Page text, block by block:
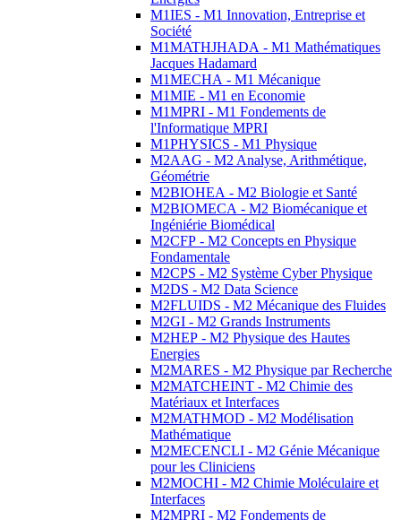
M1IES - M1 Innovation, Entreprise et
Société
M1MATHJHADA - M1 Mathématiques
Jacques Hadamard
M1MECHA - M1 Mécanique
M1MIE - M1 en Economie
M1MPRI - M1 Fondements de
l'Informatique MPRI
M1PHYSICS - M1 Physique
M2AAG - M2 Analyse, Arithmétique,
Géométrie
M2BIOHEA - M2 Biologie et Santé
M2BIOMECA - M2 Biomécanique et
Ingéniérie Biomédical
M2CFP - M2 Concepts en Physique
Fondamentale
M2CPS - M2 Système Cyber Physique
M2DS - M2 Data Science
M2FLUIDS - M2 Mécanique des Fluides
M2GI - M2 Grands Instruments
M2HEP - M2 Physique des Hautes
Energies
M2MARES - M2 Physique par Recherche
M2MATCHEINT - M2 Chimie des
Matériaux et Interfaces
M2MATHMOD - M2 Modélisation
Mathématique
M2MECENCLI - M2 Génie Mécanique
pour les Cliniciens
M2MOCHI - M2 Chimie Moléculaire et
Interfaces
M2MPRI - M2 Fondements de